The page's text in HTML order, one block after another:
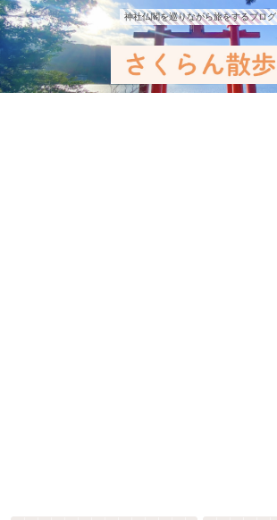
神社仏閣を巡りながら旅をするブログ